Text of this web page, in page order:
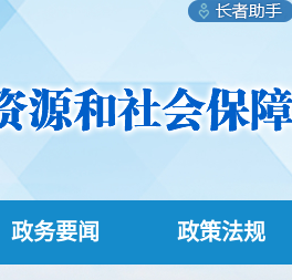
政务要闻 政策法规